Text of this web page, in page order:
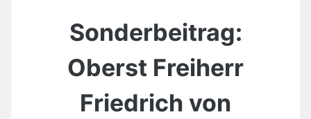
Sonderbeitrag:
Oberst Freiherr
Friedrich von